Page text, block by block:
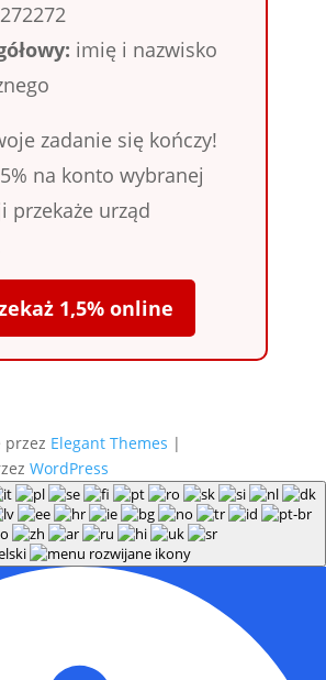
imię i nazwisko
zadanie się kończy!
na konto wybranej
przekaże urząd
1,5% online
przez Elegant Themes |
WordPress